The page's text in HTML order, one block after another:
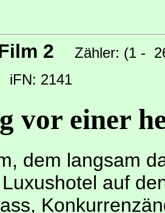
2 Zähler: (1 -
iFN: 2141
vor einer
dem langsam
auf